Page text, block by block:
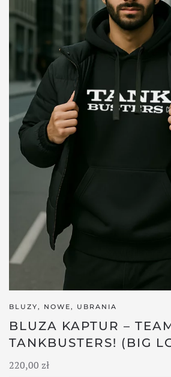
BLUZY, NOWE, UBRANIA
BLUZA KAPTUR –
TANKBUSTERS! (BIG
220,00 zł